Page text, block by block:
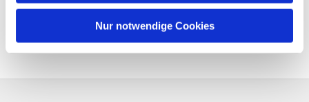
Nur notwendige Cookies